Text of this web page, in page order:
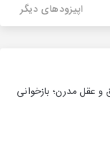
اپیزودهای دیگر
(5): مواجهۀ عشق و عقل مدرن؛ بازخوانی